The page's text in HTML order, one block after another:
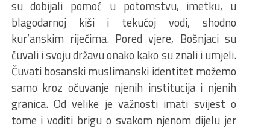
su dobijali pomoć u potomstvu, imetku, u
blagodarnoj kiši i tekućoj vodi, shodno
kur’anskim riječima. Pored vjere, Bošnjaci su
čuvali i svoju državu onako kako su znali i umjeli.
Čuvati bosanski muslimanski identitet možemo
samo kroz očuvanje njenih institucija i njenih
granica. Od velike je važnosti imati svijest o
tome i voditi brigu o svakom njenom dijelu jer